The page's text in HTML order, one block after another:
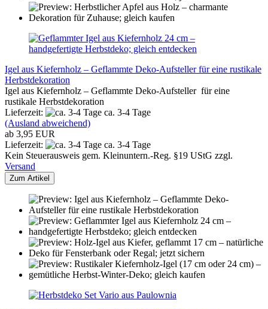
Igel aus Kiefernholz – Geflammte Deko-Aufsteller für eine rustikale
Herbstdekoration
Igel aus Kiefernholz – Geflammte Deko-Aufsteller für eine
rustikale Herbstdekoration
Lieferzeit:
ca. 3-4 Tage
(Ausland abweichend)
ab 3,95 EUR
Lieferzeit:
ca. 3-4 Tage
Kein Steuerausweis gem. Kleinuntern.-Reg. §19 UStG zzgl.
Versand
Zum Artikel